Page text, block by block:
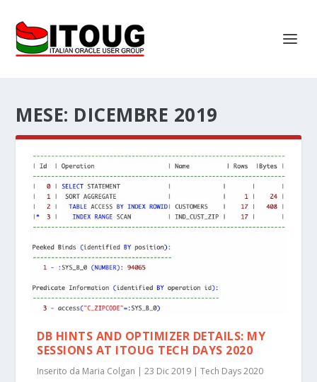
MESE: DICEMBRE 2019
DB HINTS AND OPTIMIZER DETAILS: MY
SESSIONS AT ITOUG TECH DAYS 2020
Inserito da Maria Colgan |23 Dic 2019 |Tech Days 2020